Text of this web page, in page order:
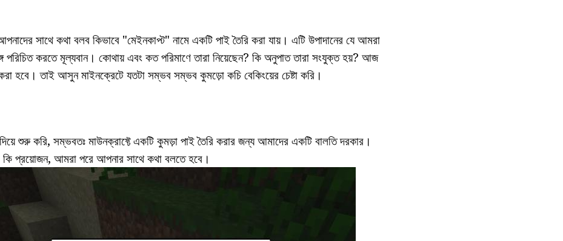
সাথে কথা বলব কিভাবে "মেইনকাপ্ট" নামে একটি পাই তৈরি করা যায়। এটি উপাদানের যে আমরা
পরিচিত করতে মূল্যবান। কোথায় এবং কত পরিমাণে তারা নিয়েছেন? কি অনুপাত তারা সংযুক্ত হয়? আজ
হবে। তাই আসুন মাইনক্রেটে যতটা সম্ভব সম্ভব কুমড়ো কচি বেকিংয়ের চেষ্টা করি।
শুরু করি, সম্ভবতঃ মাউনক্রাফ্টে একটি কুমড়া পাই তৈরি করার জন্য আমাদের একটি বালতি দরকার।
কি প্রয়োজন, আমরা পরে আপনার সাথে কথা বলতে হবে।